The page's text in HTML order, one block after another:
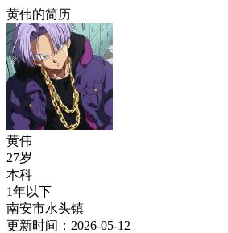
黄伟的简历
黄伟
27岁
本科
1年以下
南安市水头镇
更新时间：2026-05-12